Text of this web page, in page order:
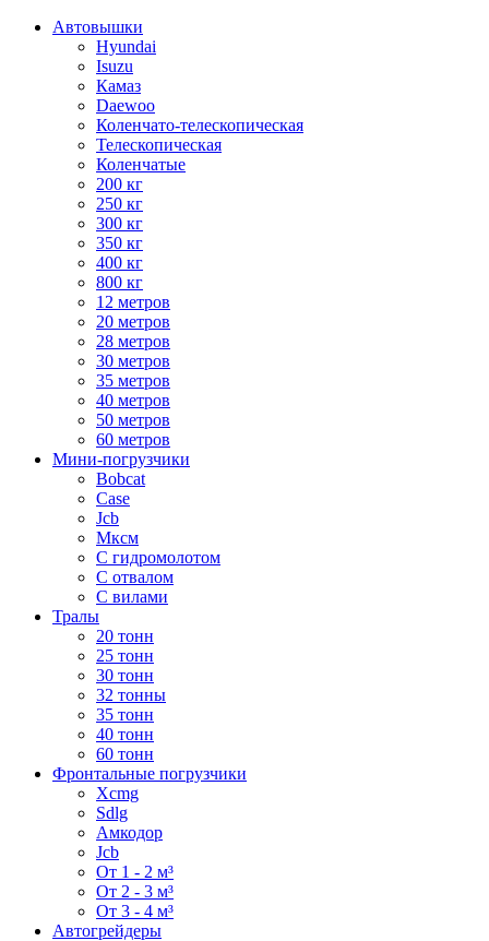
Автовышки
Hyundai
Isuzu
Камаз
Daewoo
Коленчато-телескопическая
Телескопическая
Коленчатые
200 кг
250 кг
300 кг
350 кг
400 кг
800 кг
12 метров
20 метров
28 метров
30 метров
35 метров
40 метров
50 метров
60 метров
Мини-погрузчики
Bobcat
Case
Jcb
Мксм
С гидромолотом
С отвалом
С вилами
Тралы
20 тонн
25 тонн
30 тонн
32 тонны
35 тонн
40 тонн
60 тонн
Фронтальные погрузчики
Xcmg
Sdlg
Амкодор
Jcb
От 1 - 2 м³
От 2 - 3 м³
От 3 - 4 м³
Автогрейдеры